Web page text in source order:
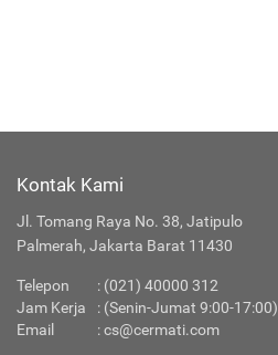
Kontak Kami
Jl. Tomang Raya No. 38, Jatipulo
Palmerah, Jakarta Barat 11430
Telepon : (021) 40000 312
Jam Kerja
: (Senin-Jumat 9:00-17:00)
Email
:cs@cermati.com